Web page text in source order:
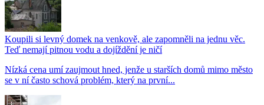
Koupili si levný domek na venkově, ale zapomněli na jednu věc.
Teď nemají pitnou vodu a dojíždění je ničí
Nízká cena umí zaujmout hned, jenže u starších domů mimo město
se v ní často schová problém, který na první...